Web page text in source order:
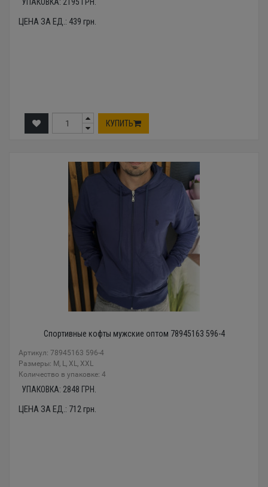
УПАКОВКА: 2195 ГРН.
ЦЕНА ЗА ЕД.: 439 грн.
КУПИТЬ
Спортивные кофты мужские оптом 78945163 596-4
Артикул: 78945163 596-4
Размеры: M, L, XL, XXL
Количество в упаковке: 4
УПАКОВКА: 2848 ГРН.
ЦЕНА ЗА ЕД.: 712грн.